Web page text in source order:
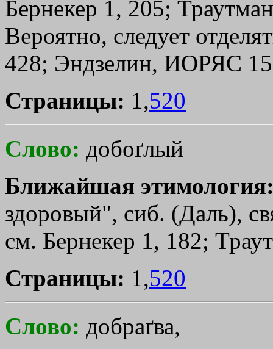
Бернекер 1, 205;
Вероятно, следует
428; Эндзелин, ИОРЯС
Страницы: 1,520
Слово: добоґлый
Ближайшая
здоровый", сиб. (Даль),
см. Бернекер 1, 182;
Страницы: 1,520
Слово: добраґва,